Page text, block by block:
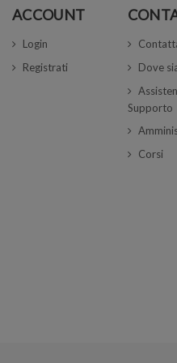
ACCOUNT
Login
Registrati
Dove
Supporto
Corsi